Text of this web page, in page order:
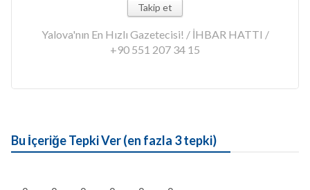
Takip et
Yalova'nın En Hızlı Gazetecisi! / İHBAR HATTI /
+90 551 207 34 15
Bu İçeriğe Tepki Ver (en fazla 3 tepki)